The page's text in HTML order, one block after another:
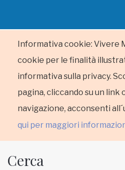
Informativa cookie: Vivere
cookie per le finalità
informativa sulla privacy.
pagina, cliccando su un link
navigazione, acconsenti
qui per maggiori
Cerca